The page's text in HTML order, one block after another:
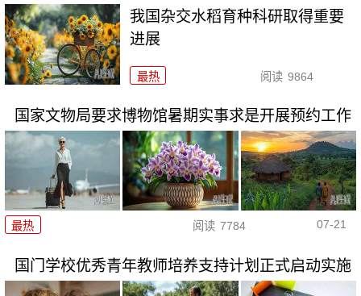
我国杂交水稻育种科研取得重要
进展
最热 阅读 9864
国家文物局要求博物馆暑期实事求是开展预约工作
最热 阅读 7784 07-21
国门学校优秀青年教师培养支持计划正式启动实施